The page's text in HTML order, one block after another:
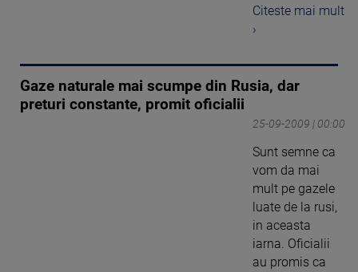
Citeste mai mult
›
Gaze naturale mai scumpe din Rusia, dar
preturi constante, promit oficialii
25-09-2009 | 00:00
Sunt semne ca
vom da mai
mult pe gazele
luate de la rusi,
in aceasta
iarna. Oficialii
au promis ca